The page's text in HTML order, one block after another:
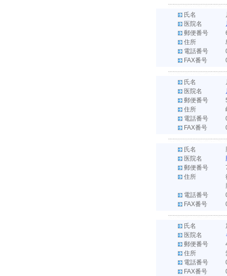
氏名
医院名
郵便番号
住所
電話番号
FAX番号
氏名
医院名
郵便番号
住所
電話番号
FAX番号
氏名
医院名
郵便番号
住所
電話番号
FAX番号
氏名
医院名
郵便番号
住所
電話番号
FAX番号